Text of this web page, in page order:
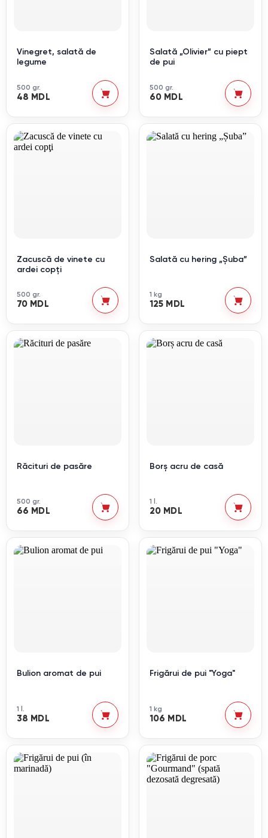
Vinegret, salată de
legume
500 gr.
48 MDL
Salată „Olivier” cu piept
de pui
500 gr.
60 MDL
Zacuscă de vinete cu
ardei copţi
500 gr.
70 MDL
Salată cu hering „Șuba”
1 kg
125 MDL
Răcituri de pasăre
500 gr.
66 MDL
Borș acru de casă
1 l.
20 MDL
Bulion aromat de pui
1 l.
38 MDL
Frigărui de pui "Yoga"
1 kg
106 MDL